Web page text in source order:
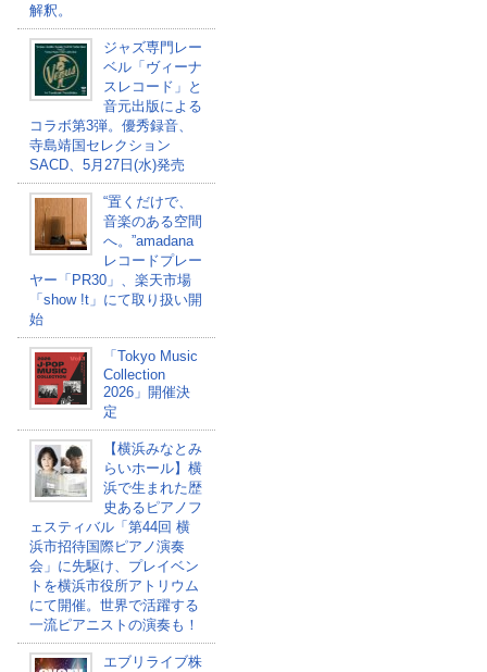
解釈。
ジャズ専門レー
ベル「ヴィーナ
スレコード」と
音元出版による
コラボ第3弾。優秀録音、
寺島靖国セレクション
SACD、5月27日(水)発売
“置くだけで、
音楽のある空間
へ。”amadana
レコードプレー
ヤー「PR30」、楽天市場
「show !t」にて取り扱い開
始
「Tokyo Music
Collection
2026」開催決
定
【横浜みなとみ
らいホール】横
浜で生まれた歴
史あるピアノフ
ェスティバル「第44回 横
浜市招待国際ピアノ演奏
会」に先駆け、プレイベン
トを横浜市役所アトリウム
にて開催。世界で活躍する
一流ピアニストの演奏も！
エブリライブ株